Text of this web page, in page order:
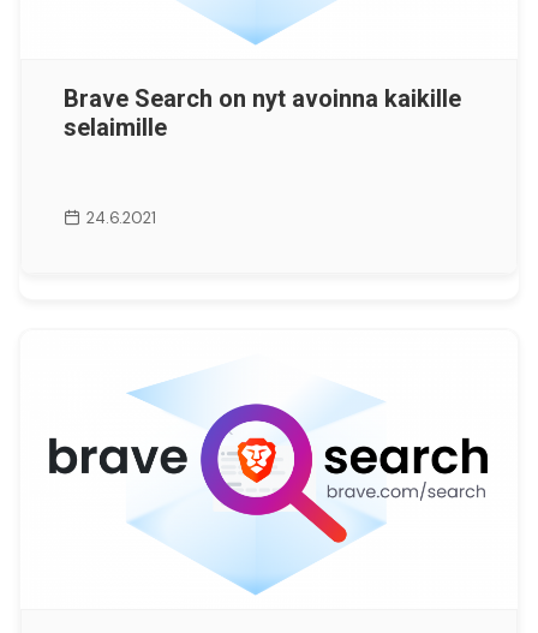
Brave Search on nyt avoinna kaikille
selaimille
24.6.2021